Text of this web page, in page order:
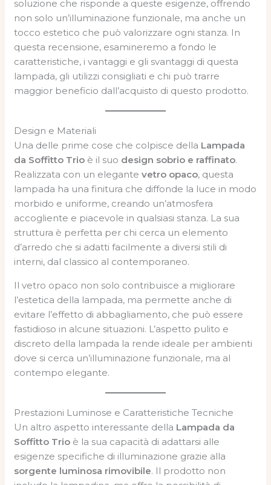
soluzione che risponde a queste esigenze, offrendo
non solo un’illuminazione funzionale, ma anche un
tocco estetico che può valorizzare ogni stanza. In
questa recensione, esamineremo a fondo le
caratteristiche, i vantaggi e gli svantaggi di questa
lampada, gli utilizzi consigliati e chi può trarre
maggior beneficio dall’acquisto di questo prodotto.
Design e Materiali
Una delle prime cose che colpisce della Lampada
da Soffitto Trio è il suo design sobrio e raffinato.
Realizzata con un elegantevetro opaco, questa
lampada ha una finitura che diffonde la luce in modo
morbido e uniforme, creando un’atmosfera
accogliente e piacevole in qualsiasi stanza. La sua
struttura è perfetta per chi cerca un elemento
d’arredo che si adatti facilmente a diversi stili di
interni, dal classico al contemporaneo.
Il vetro opaco non solo contribuisce a migliorare
l’estetica della lampada, ma permette anche di
evitare l’effetto di abbagliamento, che può essere
fastidioso in alcune situazioni. L’aspetto pulito e
discreto della lampada la rende ideale per ambienti
dove si cerca un’illuminazione funzionale, ma al
contempo elegante.
Prestazioni Luminose e Caratteristiche Tecniche
Un altro aspetto interessante della Lampada da
Soffitto Trio è la sua capacità di adattarsi alle
esigenze specifiche di illuminazione grazie alla
sorgente luminosa rimovibile. Il prodotto non